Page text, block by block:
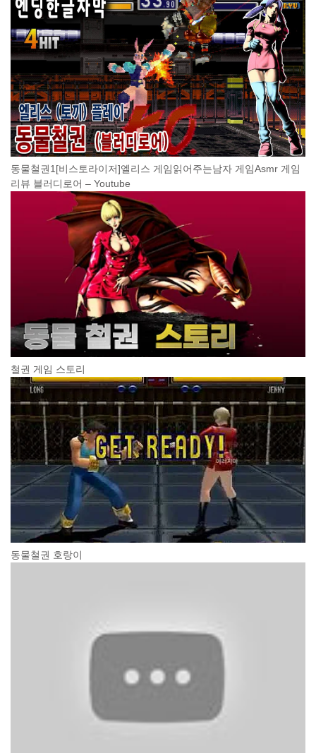
동물철권1[비스토라이저]엘리스 게임읽어주는남자 게임Asmr 게임
리뷰 블러디로어 – Youtube
철권 게임 스토리
동물철권 호랑이